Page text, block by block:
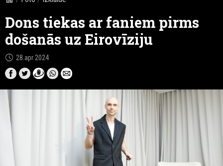
Dons tiekas ar faniem pirms
došanās uz Eirovīziju
schedule 28.apr 2024